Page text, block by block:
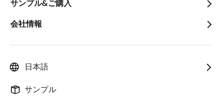
サンプル&ご購入
会社情報
日本語
サンプル
概
説明